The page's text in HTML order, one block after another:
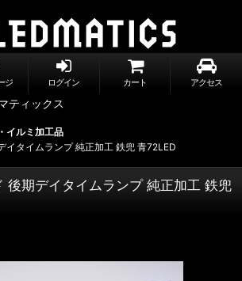
ジ ログイン カート アクセス
イルミ加工品
イタイムランプ 純正加工 鉄兜 青72LED
後期デイタイムランプ 純正加工 鉄兜